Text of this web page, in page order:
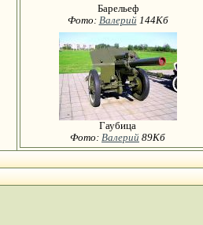
Барельеф
Фото: Валерий144Кб
Гаубица
Фото: Валерий 89Кб